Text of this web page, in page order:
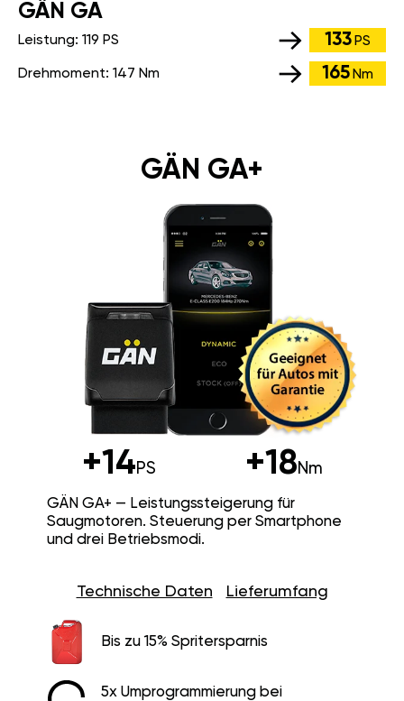
GÄN GA
Leistung: 119 PS 133 PS
Drehmoment: 147 Nm 165 Nm
GÄN GA+
+14PS +18Nm
GÄN GA+ — Leistungssteigerung für
Saugmotoren. Steuerung per Smartphone
und drei Betriebsmodi.
Technische Daten Lieferumfang
Bis zu 15% Spritersparnis
5x Umprogrammierung bei